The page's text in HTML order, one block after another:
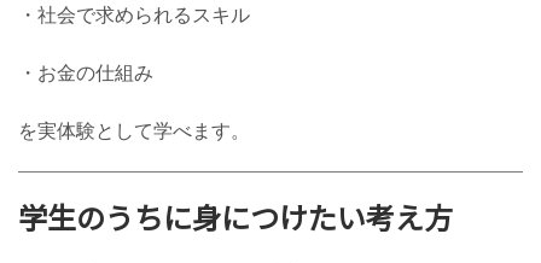
・社会で求められるスキル
・お金の仕組み
を実体験として学べます。
学生のうちに身につけたい考え方